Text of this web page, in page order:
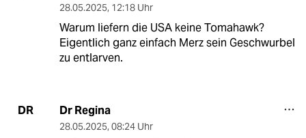
28.05.2025, 12:18 Uhr
Warum liefern die USA keine Tomahawk?
Eigentlich ganz einfach Merz sein Geschwurbel
zu entlarven.
DR Dr Regina
28.05.2025, 08:24 Uhr